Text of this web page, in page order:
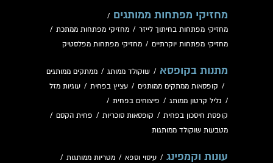
מחזיקי מפתחות ממותגים /
מחזיקי מפתחות בחיתוך לייזר / מחזיקי מפתחות ממתכת /
מחזיקי מפתחות יוקרתיים / מחזיקי מפתחות מפלסטיק
מתנות בקופסא / שוקולד ממותג / ממתקים ממותגים
/ קופסאות ממתקים ממותגים / עציץ בפחית / עוגיות מזל
/ גליל קרטון ממותג / פיצוחים בפחית /
קופסת חיסכון בפחית / קופסאות סוכריות / פחית הקסם /
מטבעות שוקולד ממותגות
עונות וקמפינג / עיסוי וספא / מטריות ממותגות /